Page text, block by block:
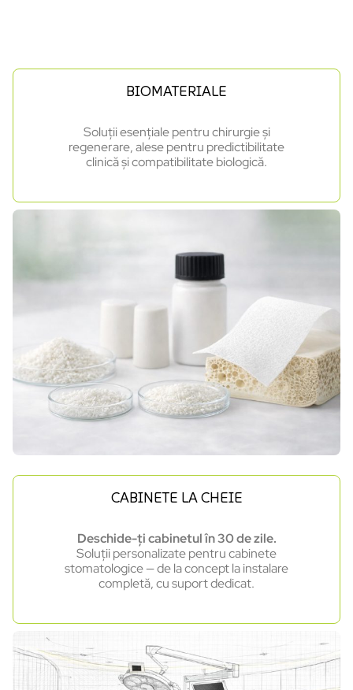
BIOMATERIALE
Soluții esențiale pentru chirurgie și
regenerare, alese pentru predictibilitate
clinică și compatibilitate biologică.
CABINETE LA CHEIE
Deschide-ți cabinetul în 30 de zile.
Soluții personalizate pentru cabinete
stomatologice — de la concept la instalare
completă, cu suport dedicat.